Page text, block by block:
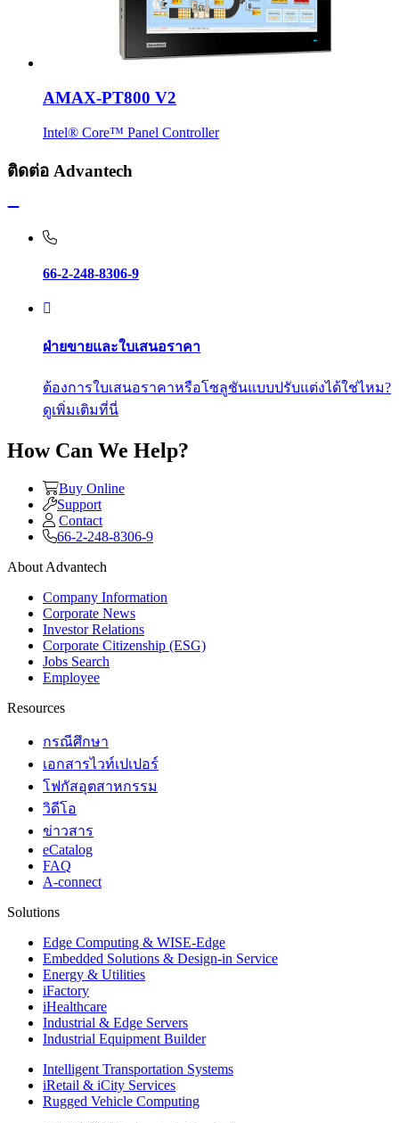
AMAX-PT800 V2
Intel® Core™ Panel Controller
ติดต่อ Advantech
66-2-248-8306-9
ฝ่ายขายและใบเสนอราคา
ต้องการใบเสนอราคาหรือโซลูชันแบบปรับแต่งได้ใช่ไหม?
ดูเพิ่มเติมที่นี่
How Can We Help?
Buy Online
Support
Contact
66-2-248-8306-9
About Advantech
Company Information
Corporate News
Investor Relations
Corporate Citizenship (ESG)
Jobs Search
Employee
Resources
กรณีศึกษา
เอกสารไวท์เปเปอร์
โฟกัสอุตสาหกรรม
วิดีโอ
ข่าวสาร
eCatalog
FAQ
A-connect
Solutions
Edge Computing & WISE-Edge
Embedded Solutions & Design-in Service
Energy & Utilities
iFactory
iHealthcare
Industrial & Edge Servers
Industrial Equipment Builder
Intelligent Transportation Systems
iRetail & iCity Services
Rugged Vehicle Computing